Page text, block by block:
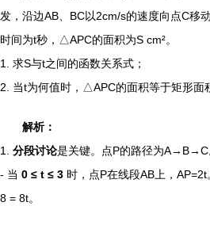
发，沿边AB、BC以2cm/s的速度向点C移
时间为t秒，△APC的面积为S cm²。
1. 求S与t之间的函数关系式；
2. 当t为何值时，△APC的面积等于矩形面
解析：
1. 分段讨论是关键。点P的路径为A→B→C
- 当 0 ≤ t ≤ 3 时，点P在线段AB上，
8 = 8t。